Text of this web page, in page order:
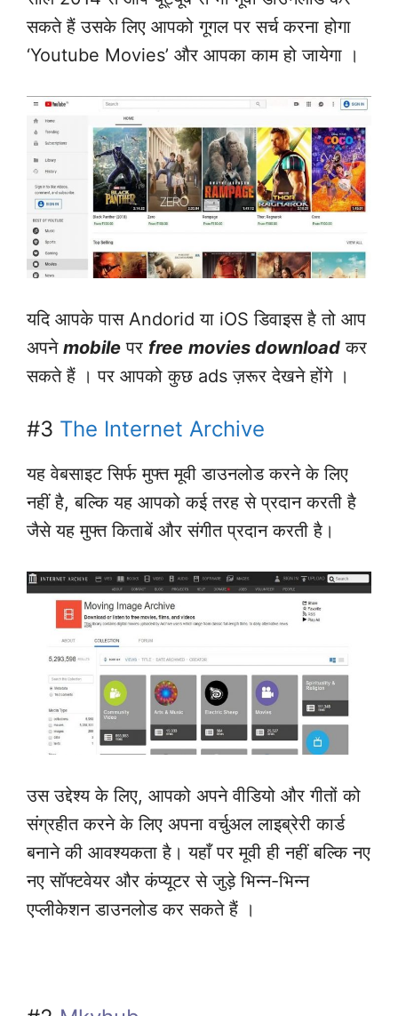
सकते हैं उसके लिए आपको गूगल पर सर्च करना होगा
‘Youtube Movies’ और आपका काम हो जायेगा ।
यदि आपके पास Andorid या iOS डिवाइस है तो आप
अपने mobile पर free movies download कर
सकते हैं । पर आपको कुछ ads ज़रूर देखने होंगे ।
#3 The Internet Archive
यह वेबसाइट सिर्फ मुफ्त मूवी डाउनलोड करने के लिए
नहीं है, बल्कि यह आपको कई तरह से प्रदान करती है
जैसे यह मुफ्त किताबें और संगीत प्रदान करती है।
उस उद्देश्य के लिए, आपको अपने वीडियो और गीतों को
संग्रहीत करने के लिए अपना वर्चुअल लाइब्रेरी कार्ड
बनाने की आवश्यकता है। यहाँ पर मूवी ही नहीं बल्कि नए
नए सॉफ्टवेयर और कंप्यूटर से जुड़े भिन्न-भिन्न
एप्लीकेशन डाउनलोड कर सकते हैं ।